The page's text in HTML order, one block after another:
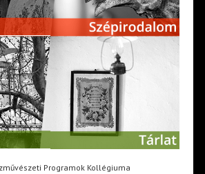
Programok Kollégiuma